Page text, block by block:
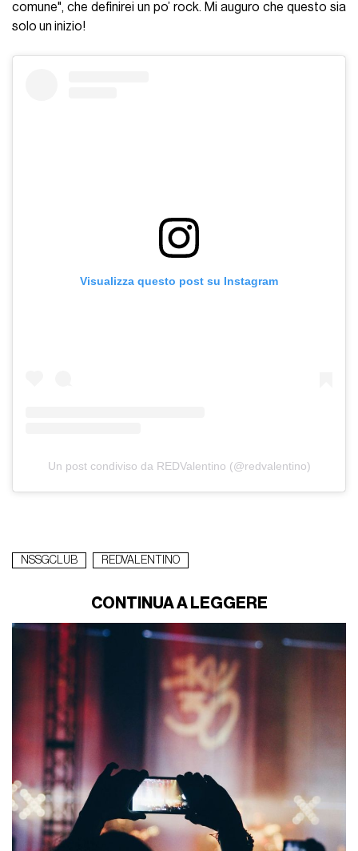
comune", che definirei un po’ rock. Mi auguro che questo sia
solo un inizio!
Visualizza questo post su Instagram
Un post condiviso da REDValentino (@redvalentino)
NSSGCLUB REDVALENTINO
CONTINUA A LEGGERE